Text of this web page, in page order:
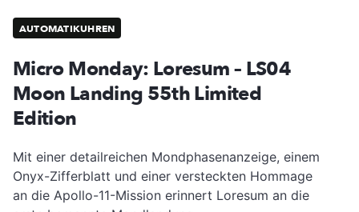
AUTOMATIKUHREN
Micro Monday: Loresum – LS04
Moon Landing 55th Limited
Edition
Mit einer detailreichen Mondphasenanzeige, einem
Onyx-Zifferblatt und einer versteckten Hommage
an die Apollo-11-Mission erinnert Loresum an die